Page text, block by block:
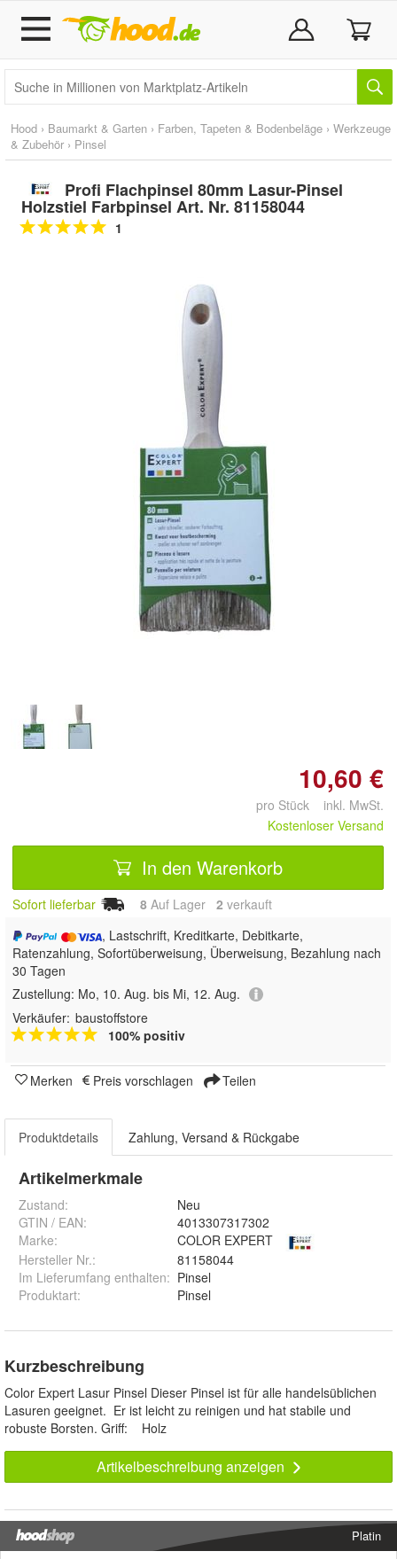
Hood › Baumarkt & Garten › Farben, Tapeten & Bodenbeläge › Werkzeuge
& Zubehör › Pinsel
Profi Flachpinsel 80mm Lasur-Pinsel
Holzstiel Farbpinsel Art. Nr. 81158044
1
Doppelt antippen zum
vergrößern
10,60 €
pro Stück inkl. MwSt.
Kostenloser Versand
In den Warenkorb
Sofort lieferbar 8 Auf Lager 2 verkauft
, Lastschrift, Kreditkarte, Debitkarte,
Ratenzahlung, Sofortüberweisung, Überweisung, Bezahlung nach
30 Tagen
Zustellung: Mo, 10. Aug. bis Mi, 12. Aug.
Verkäufer: baustoffstore
100% positiv
Merken Preis vorschlagen Teilen
Produktdetails Zahlung, Versand & Rückgabe
Artikelmerkmale
Zustand:
Neu
GTIN / EAN:
4013307317302
Marke:
COLOR EXPERT
Hersteller Nr.:
81158044
Im Lieferumfang enthalten: Pinsel
Produktart: Pinsel
Kurzbeschreibung
Color Expert Lasur Pinsel Dieser Pinsel ist für alle handelsüblichen
Lasuren geeignet. Er ist leicht zu reinigen und hat stabile und
robuste Borsten. Griff: Holz
Artikelbeschreibung anzeigen
Platin